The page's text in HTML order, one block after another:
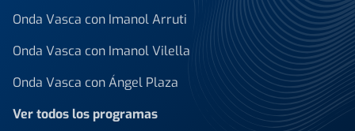
Onda Vasca con Imanol Arruti
Onda Vasca con Imanol Vilella
Onda Vasca con Ángel Plaza
Ver todos los programas